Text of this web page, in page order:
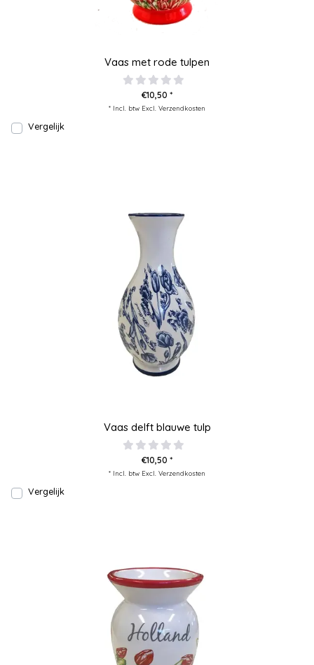
Vaas met rode tulpen
€10,50 *
* Incl. btw Excl. Verzendkosten
Vergelijk
Vaas delft blauwe tulp
€10,50 *
* Incl. btw Excl. Verzendkosten
Vergelijk